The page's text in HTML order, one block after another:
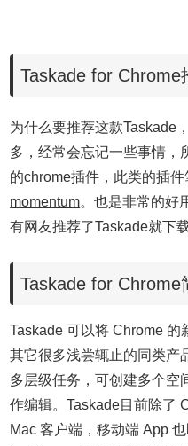
Taskade for Chrome
为什么要推荐这款Taskade
多，经常会忘记一些事情，
的chrome插件，此类的插
momentum。也是非常的好
有网友推荐了Taskade就下
Taskade for Chrome
Taskade 可以将 Chrome
其它很多浅尝辄止的同类产
多层级任务，可创建多个空
作编辑。Taskade目前除了
Mac 客户端，移动端 App